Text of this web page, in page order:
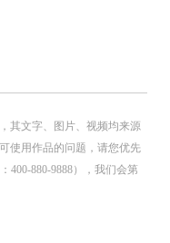
其文字、图片、视频均来源
使用作品的问题，请您优先
400-880-9888），我们会第